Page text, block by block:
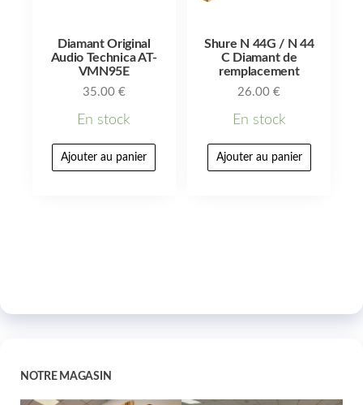
Diamant Original
Audio Technica AT-
VMN95E
35.00 €
En stock
Ajouter au panier
Shure N 44G / N 44
C Diamant de
remplacement
26.00€
En stock
Ajouter au panier
NOTRE MAGASIN